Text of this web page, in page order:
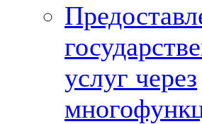
услуг через